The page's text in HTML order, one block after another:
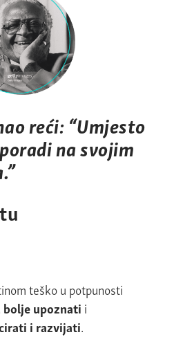
reći: “Umjesto
na svojim
teško u potpunosti
bolje upoznati i
i razvijati.